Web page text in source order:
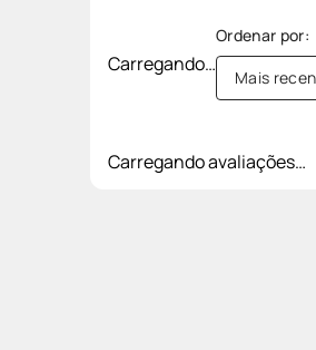
Carregando…
Mais
Carregando avaliações…